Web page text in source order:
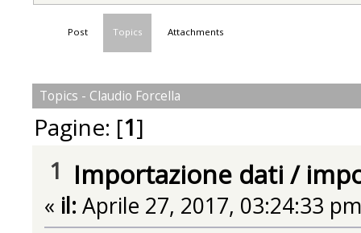
Post Topics Attachments
Topics - Claudio Forcella
Pagine: [1]
1 Importazione dati /
« il: Aprile 27, 2017, 03:24:33